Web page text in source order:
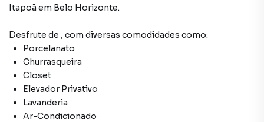
Itapoã em Belo Horizonte.
Desfrute de , com diversas comodidades como:
Porcelanato
Churrasqueira
Closet
Elevador Privativo
Lavanderia
Ar-Condicionado